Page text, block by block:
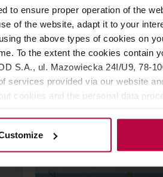
to ensure proper operation of the
of the website, adapt it to your
the above types of cookies on
To the extent the cookies contain
S.A., ul. Mazowiecka 24I/U9, 78-
services provided via our website
cookies and the personal data
zł